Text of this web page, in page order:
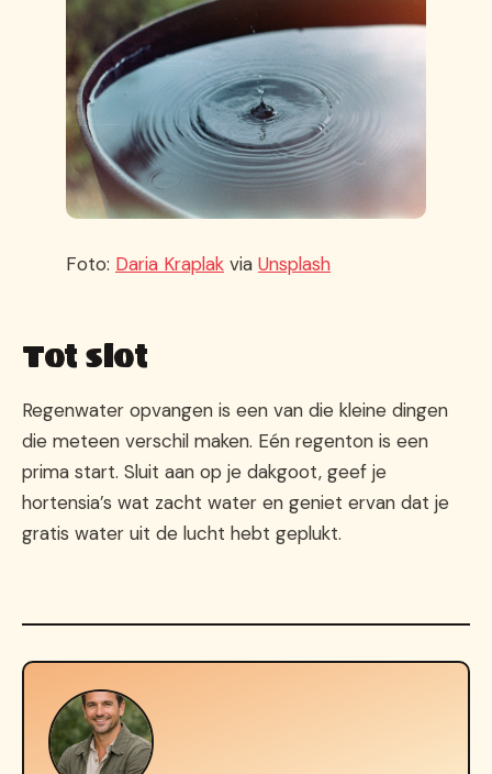
Foto: Daria Kraplak via Unsplash
Tot slot
Regenwater opvangen is een van die kleine dingen
die meteen verschil maken. Eén regenton is een
prima start. Sluit aan op je dakgoot, geef je
hortensia’s wat zacht water en geniet ervan dat je
gratis water uit de lucht hebt geplukt.